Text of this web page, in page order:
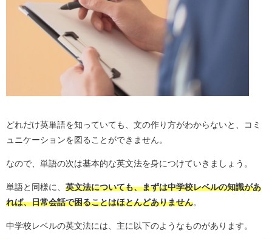
どれだけ英単語を知っていても、文の作り方がわからないと、コミ
ュニケーションを図ることができません。
なので、単語の次は基本的な英文法を身につけていきましょう。
単語と同様に、 英文法についても、まずは中学校レベルの知識があ
れば、日常会話で困ることはほとんどありません。
中学校レベルの英文法には、主に以下のようなものがあります。